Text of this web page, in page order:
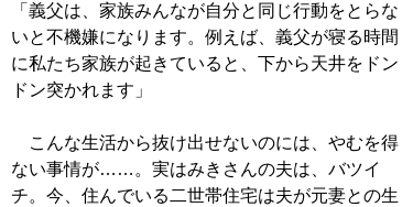
「義父は、家族みんなが自分と同じ行動をとらな
いと不機嫌になります。例えば、義父が寝る時間
に私たち家族が起きていると、下から天井をドン
ドン突かれます」
こんな生活から抜け出せないのには、やむを得
ない事情が……。実はみきさんの夫は、バツイ
チ。今、住んでいる二世帯住宅は夫が元妻との生